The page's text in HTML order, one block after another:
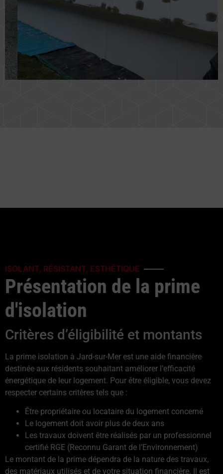
ISOLANT, RÉSISTANT, ESTHÉTIQUE
Présentation de la prime
d'isolation
Critères d’éligibilité et montants
La prime isolation à Jard-sur-Mer est une aide financière
destinée aux résidents souhaitant améliorer l’efficacité
énergétique de leur logement. Pour être éligible, vous devez
respecter certains critères tels que :
Être propriétaire ou locataire du logement concerné
Le logement doit avoir plus de deux ans
Les travaux doivent être réalisés par un professionnel
certifié RGE (Reconnu Garant de l’Environnement)
Le montant de la prime dépendra de la nature des travaux,
des matériaux utilisés et de votre situation financière. Il est